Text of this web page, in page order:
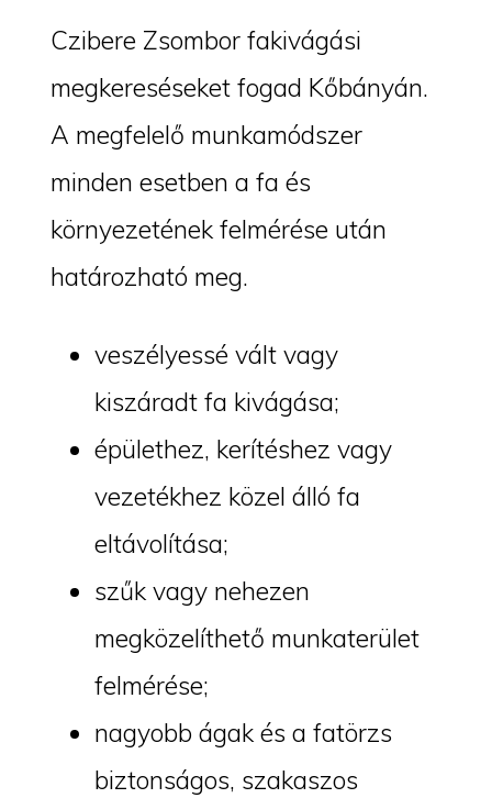
Czibere Zsombor fakivágási
megkereséseket fogad Kőbányán.
A megfelelő munkamódszer
minden esetben a fa és
környezetének felmérése után
határozható meg.
veszélyessé vált vagy
kiszáradt fa kivágása;
épülethez, kerítéshez vagy
vezetékhez közel álló fa
eltávolítása;
szűk vagy nehezen
megközelíthető munkaterület
felmérése;
nagyobb ágak és a fatörzs
biztonságos, szakaszos